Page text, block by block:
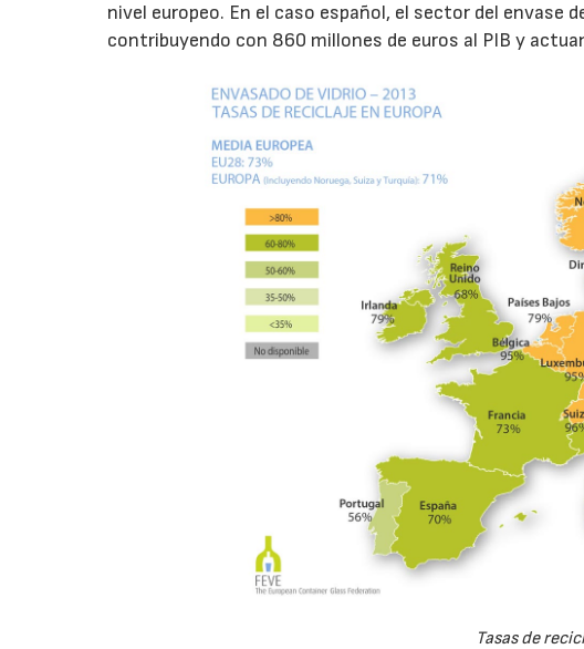
nivel europeo. En el caso español, el sector del envase
contribuyendo con 860 millones de euros al PIB y
Tasas de